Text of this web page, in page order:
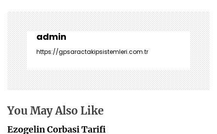
ı
g
e
z
i
n
m
s
i
admin
https://gpsaractakipsistemleri.com.tr
You May Also Like
Ezogelin Corbasi Tarifi